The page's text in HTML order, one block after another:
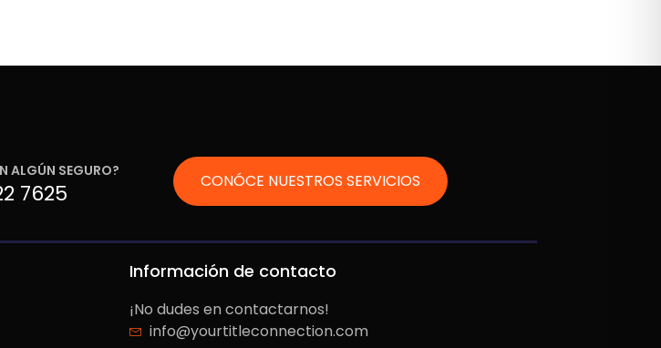
ALGÚN SEGURO?
7625 CONÓCE NUESTROS SERVICIOS
Información de contacto
¡No dudes en contactarnos!
info@yourtitleconnection.com